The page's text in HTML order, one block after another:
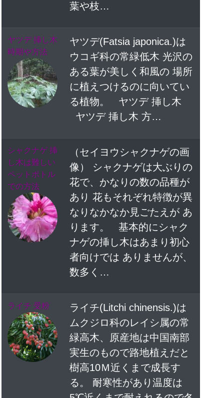
葉や枝…
ヤツデ 挿し木
時期や方法
ヤツデ(Fatsia japonica.)は
ウコギ科の常緑低木 光沢の
ある葉が美しく和風の 場所
に植えつけるのに向いてい
る植物。 ヤツデ 挿し木
ヤツデ 挿し木 方…
シャクナゲ 挿
し木は難しい
ペットボトル
での方法
（セイヨウシャクナゲの画
像） シャクナゲは大ぶりの
花で、かなりの数の品種が
あり 花もそれぞれ特徴が異
なりなかなか見ごたえが あ
ります。 基本的にシャク
ナゲの挿し木はあまり初心
者向けでは ありませんが、
数多く…
ライチ 受粉
ライチ(Litchi chinensis.)は
ムクジロ科のレイシ属の常
緑高木、原産地は中国南部
実生のもので路地植えだと
樹高10Ｍ近くまで成長す
る。 耐寒性があり温度は